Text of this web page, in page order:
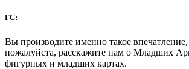
ГС:
Вы производите именно такое
пожалуйста, расскажите нам о Младших
фигурных и младших картах.